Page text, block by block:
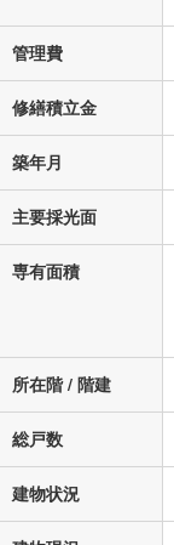
管理費
修繕積立金
築年月
主要採光面
専有面積
所在階 / 階建
総戸数
建物状況